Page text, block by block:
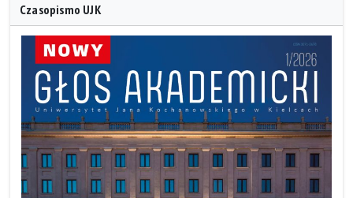
Czasopismo UJK